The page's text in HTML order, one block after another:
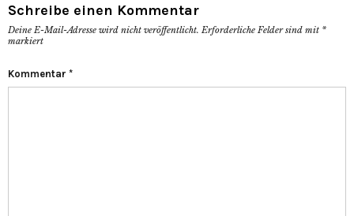
Schreibe einen Kommentar
Deine E-Mail-Adresse wird nicht veröffentlicht. Erforderliche Felder sind mit *
markiert
Kommentar *